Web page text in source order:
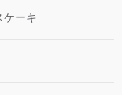
ケーキ